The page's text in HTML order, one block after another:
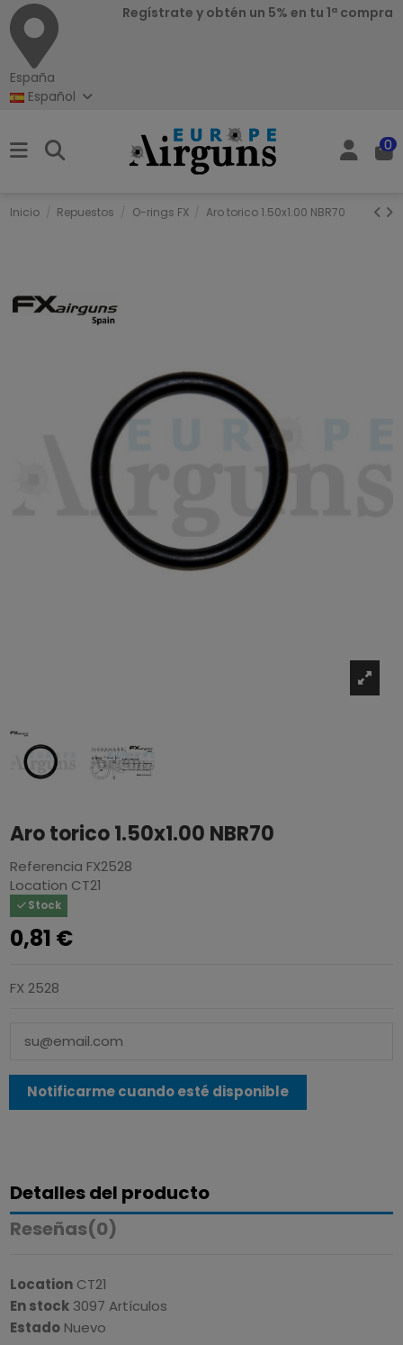
España
Regístrate y obtén un 5% en tu 1ª compra
Español
0
Inicio Repuestos O-rings FX Aro torico 1.50x1.00 NBR70
Aro torico 1.50x1.00 NBR70
Referencia FX2528
Location CT21
Stock
0,81 €
FX 2528
Detalles del producto
Reseñas(0)
Location CT21
En stock 3097 Artículos
Estado Nuevo